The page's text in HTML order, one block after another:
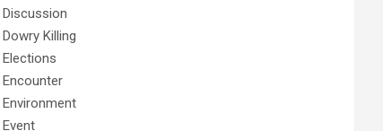
Discussion
Dowry Killing
Elections
Encounter
Environment
Event